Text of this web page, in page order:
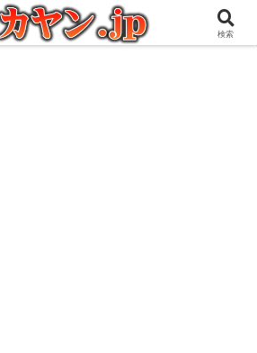
ト好きな管理人の愉快な日々を綴るブログ
検索